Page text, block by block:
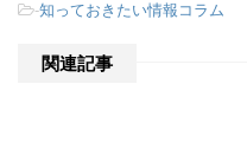
-知っておきたい情報コラム
関連記事